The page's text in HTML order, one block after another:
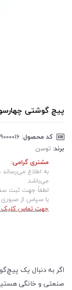
پیچ گوشتی چهارسو
کد محصول:
برند: توسن
مشتری گرامی:
به اطلاع
می‌باشد.
لطفاً جهت ثبت
با سپاس از
جهت تماس کلیک
اگر به دنبال یک
صنعتی و خانگی